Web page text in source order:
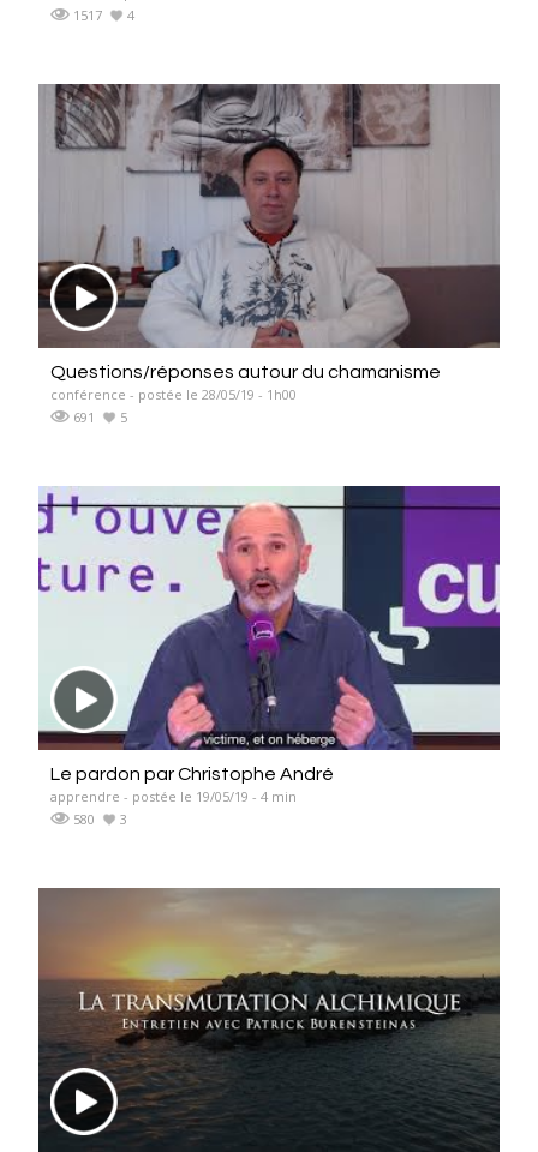
1517
4
Questions/réponses autour du chamanisme
conférence - postée le 28/05/19 - 1h00
691
5
Le pardon par Christophe André
apprendre - postée le 19/05/19 - 4 min
580
3